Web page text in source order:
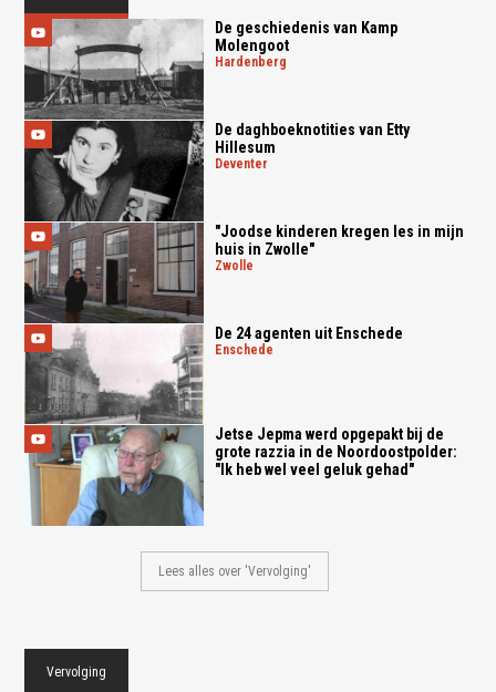
De geschiedenis van Kamp
Molengoot
hardenberg
De daghboeknotities van Etty
Hillesum
deventer
"Joodse kinderen kregen les in mijn
huis in Zwolle"
zwolle
De 24 agenten uit Enschede
enschede
Jetse Jepma werd opgepakt bij de
grote razzia in de Noordoostpolder:
"Ik heb wel veel geluk gehad"
Lees alles over 'Vervolging'
Vervolging